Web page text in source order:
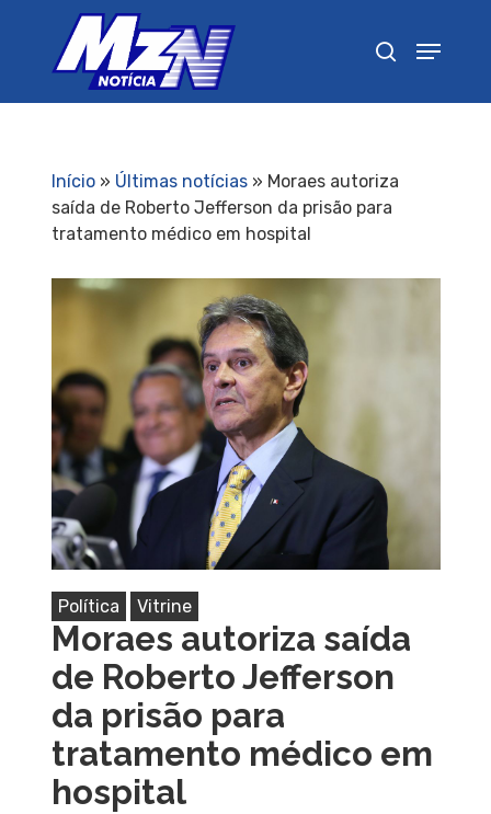
Início» Últimas notícias» Moraes autoriza
saída de Roberto Jefferson da prisão para
tratamento médico em hospital
Política Vitrine
Moraes autoriza saída
de Roberto Jefferson
da prisão para
tratamento médico em
hospital